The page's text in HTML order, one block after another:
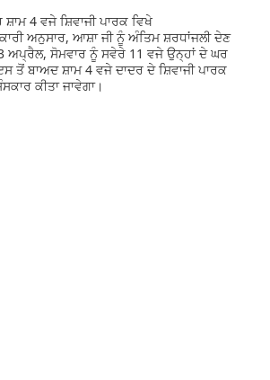
4 ਵਜੇ ਸ਼ਿਵਾਜੀ ਪਾਰਕ ਵਿਖੇ
ਅਨੁਸਾਰ, ਆਸ਼ਾ ਜੀ ਨੂੰ ਅੰਤਿਮ ਸ਼ਰਧਾਂਜਲੀ ਦੇਣ
ਅਪ੍ਰੈਲ, ਸੋਮਵਾਰ ਨੂੰ ਸਵੇਰੇ 11 ਵਜੇ ਉਨ੍ਹਾਂ ਦੇ ਘਰ
ਤੋਂ ਬਾਅਦ ਸ਼ਾਮ 4 ਵਜੇ ਦਾਦਰ ਦੇ ਸ਼ਿਵਾਜੀ ਪਾਰਕ
ਕੀਤਾ ਜਾਵੇਗਾ।